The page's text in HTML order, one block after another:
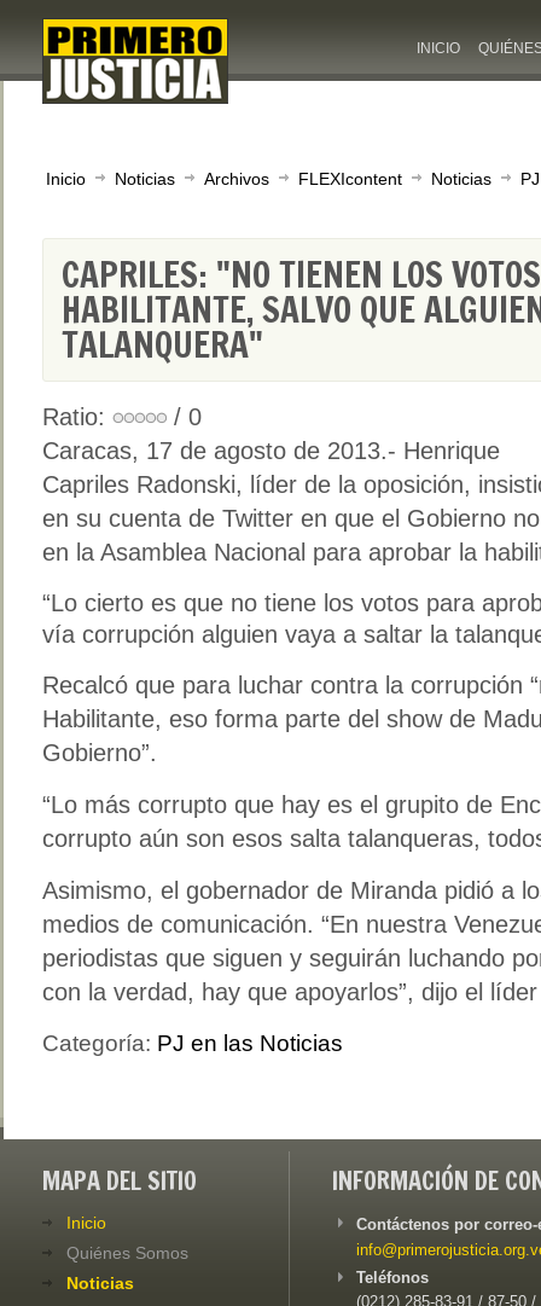
INICIO
Inicio Noticias Archivos FLEXIcontent Noticias
CAPRILES: "NO TIENEN LOS
HABILITANTE, SALVO QUE
TALANQUERA"
Ratio:
/ 0
Caracas, 17 de agosto de 2013.- Henrique
Capriles Radonski, líder de la oposición,
en su cuenta de Twitter en que el Gobierno
en la Asamblea Nacional para aprobar la
“Lo cierto es que no tiene los votos para
vía corrupción alguien vaya a saltar la
Recalcó que para luchar contra la corrupción
Habilitante, eso forma parte del show de
Gobierno”.
“Lo más corrupto que hay es el grupito de
corrupto aún son esos salta talanqueras,
Asimismo, el gobernador de Miranda pidió a
medios de comunicación. “En nuestra
periodistas que siguen y seguirán luchando
con la verdad, hay que apoyarlos”, dijo el
Categoría: PJ en las Noticias
MAPA DEL SITIO
Inicio
Quiénes Somos
Noticias
INFORMACIÓN DE
Contáctenos por
Teléfonos
(0212) 285-83-91 / 87-50 /